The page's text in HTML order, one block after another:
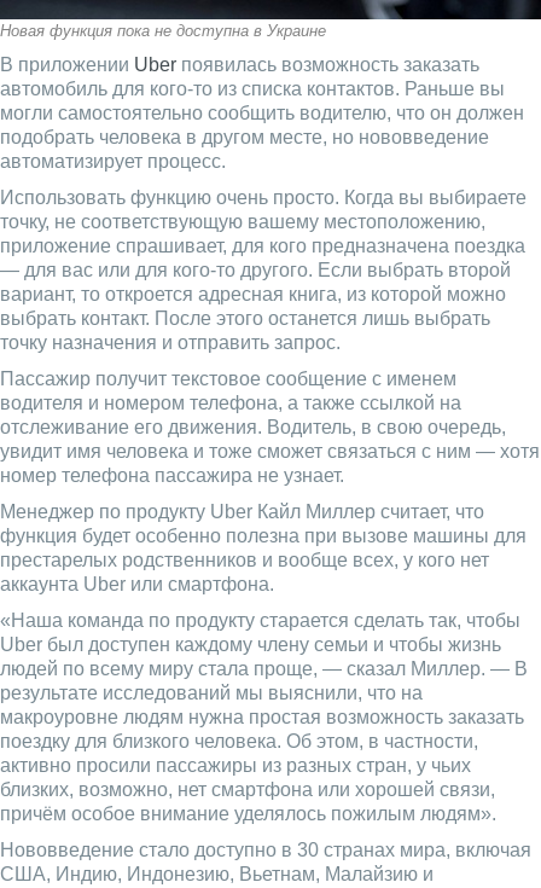
Новая функция пока не доступна в Украине
В приложении Uber появилась возможность заказать
автомобиль для кого-то из списка контактов. Раньше вы
могли самостоятельно сообщить водителю, что он должен
подобрать человека в другом месте, но нововведение
автоматизирует процесс.
Использовать функцию очень просто. Когда вы выбираете
точку, не соответствующую вашему местоположению,
приложение спрашивает, для кого предназначена поездка
— для вас или для кого-то другого. Если выбрать второй
вариант, то откроется адресная книга, из которой можно
выбрать контакт. После этого останется лишь выбрать
точку назначения и отправить запрос.
Пассажир получит текстовое сообщение с именем
водителя и номером телефона, а также ссылкой на
отслеживание его движения. Водитель, в свою очередь,
увидит имя человека и тоже сможет связаться с ним — хотя
номер телефона пассажира не узнает.
Менеджер по продукту Uber Кайл Миллер считает, что
функция будет особенно полезна при вызове машины для
престарелых родственников и вообще всех, у кого нет
аккаунта Uber или смартфона.
«Наша команда по продукту старается сделать так, чтобы
Uber был доступен каждому члену семьи и чтобы жизнь
людей по всему миру стала проще, — сказал Миллер. — В
результате исследований мы выяснили, что на
макроуровне людям нужна простая возможность заказать
поездку для близкого человека. Об этом, в частности,
активно просили пассажиры из разных стран, у чьих
близких, возможно, нет смартфона или хорошей связи,
причём особое внимание уделялось пожилым людям».
Нововведение стало доступно в 30 странах мира, включая
США, Индию, Индонезию, Вьетнам, Малайзию и